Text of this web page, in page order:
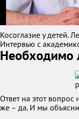
Косоглазие у детей.
Интервью с
Необходимо
Ответ на этот
же – да. И мы